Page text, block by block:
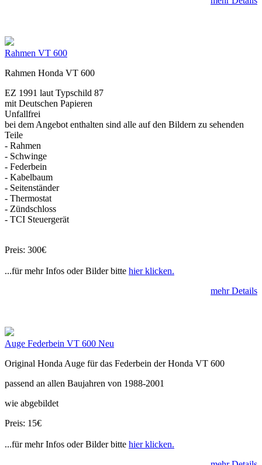
Rahmen VT 600
Rahmen Honda VT 600
EZ 1991 laut Typschild 87
mit Deutschen Papieren
Unfallfrei
bei dem Angebot enthalten sind alle auf den Bildern zu sehenden
Teile
- Rahmen
- Schwinge
- Federbein
- Kabelbaum
- Seitenständer
- Thermostat
- Zündschloss
- TCI Steuergerät
Preis: 300€
...für mehr Infos oder Bilder bitte hier klicken.
mehr Details
Auge Federbein VT 600 Neu
Original Honda Auge für das Federbein der Honda VT 600
passend an allen Baujahren von 1988-2001
wie abgebildet
Preis: 15€
...für mehr Infos oder Bilder bitte hier klicken.